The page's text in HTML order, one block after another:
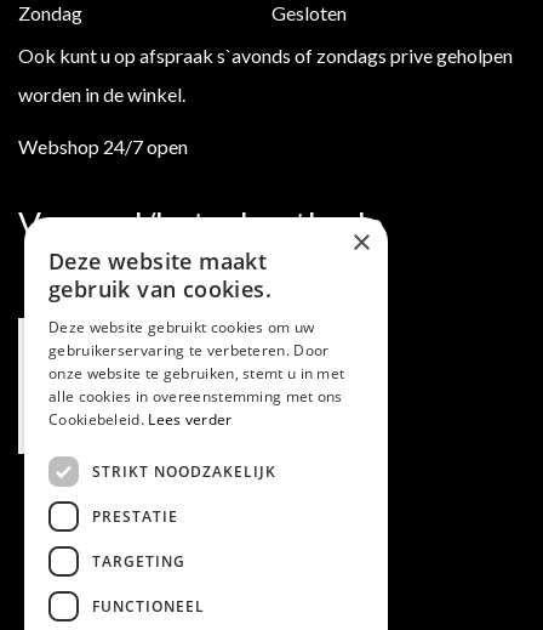
Zondag
Gesloten
Ook kunt u op afspraak s`avonds of zondags prive geholpen
worden in de winkel.
Webshop 24/7 open
Verzend/betaalmethode
×
Deze website maakt
gebruik van cookies.
Deze website gebruikt cookies om uw
gebruikerservaring te verbeteren. Door
onze website te gebruiken, stemt u in met
alle cookies in overeenstemming met ons
Cookiebeleid. Lees verder
STRIKT NOODZAKELIJK
PRESTATIE
TARGETING
FUNCTIONEEL